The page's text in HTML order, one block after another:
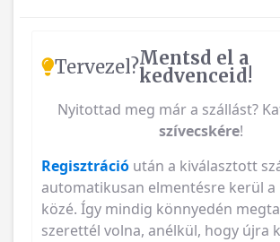
Tervezel?Mentsd el a
kedvenceid!
Nyitottad meg már a szállást?
szívecskére!
Regisztráció után a kiválasztott
automatikusan elmentésre kerül a
közé. Így mindig könnyedén
szerettél volna, anélkül, hogy újra